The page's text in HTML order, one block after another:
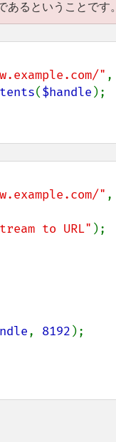
るということです。
" ,
($handle
" ,
to URL" );
, 8192 );